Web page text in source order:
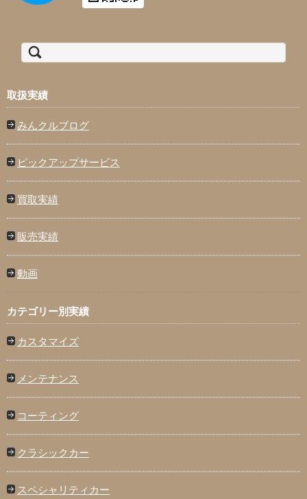
検索:
取扱実績
みんクルブログ
ピックアップサービス
買取実績
販売実績
動画
カテゴリー別実績
カスタマイズ
メンテナンス
コーティング
クラシックカー
スペシャリティカー